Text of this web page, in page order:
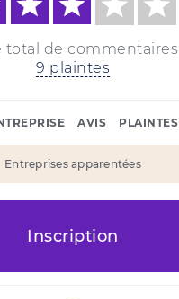
total de commentaires
9 plaintes
AVIS PLAINTES
Entreprises apparentées
Inscription